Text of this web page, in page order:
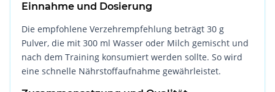
Einnahme und Dosierung
Die empfohlene Verzehrempfehlung beträgt 30 g
Pulver, die mit 300 ml Wasser oder Milch gemischt und
nach dem Training konsumiert werden sollte. So wird
eine schnelle Nährstoffaufnahme gewährleistet.